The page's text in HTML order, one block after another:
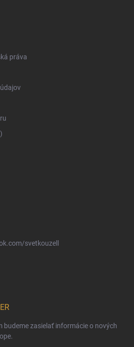
práva
svetkouzell
budeme zasielať informácie o nových